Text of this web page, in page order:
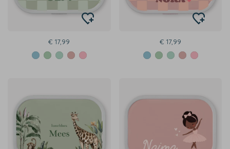
€ 17,99 € 17,99